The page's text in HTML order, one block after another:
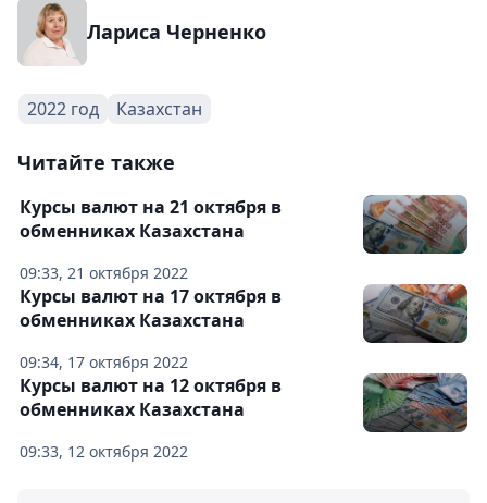
Лариса Черненко
2022 год Казахстан
Читайте также
09:33, 21 октября 2022
Курсы валют на 21 октября в
обменниках Казахстана
09:34, 17 октября 2022
Курсы валют на 17 октября в
обменниках Казахстана
09:33, 12 октября 2022
Курсы валют на 12 октября в
обменниках Казахстана